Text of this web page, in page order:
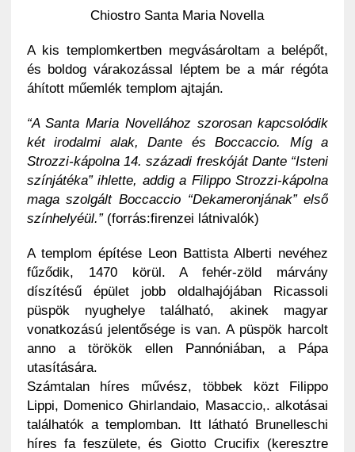
Chiostro Santa Maria Novella
A kis templomkertben megvásároltam a belépőt,
és boldog várakozással léptem be a már régóta
áhított műemlék templom ajtaján.
“A Santa Maria Novellához szorosan kapcsolódik
két irodalmi alak, Dante és Boccaccio. Míg a
Strozzi-kápolna 14. századi freskóját Dante “Isteni
színjátéka” ihlette, addig a Filippo Strozzi-kápolna
maga szolgált Boccaccio “Dekameronjának” első
színhelyéül.”(forrás:firenzei látnivalók)
A templom építése Leon Battista Alberti nevéhez
fűződik, 1470 körül. A fehér-zöld márvány
díszítésű épület jobb oldalhajójában Ricassoli
püspök nyughelye található, akinek magyar
vonatkozású jelentősége is van. A püspök harcolt
anno a törökök ellen Pannóniában, a Pápa
utasítására.
Számtalan híres művész, többek közt Filippo
Lippi, Domenico Ghirlandaio, Masaccio,. alkotásai
találhatók a templomban. Itt látható Brunelleschi
híres fa feszülete, és Giotto Crucifix (keresztre